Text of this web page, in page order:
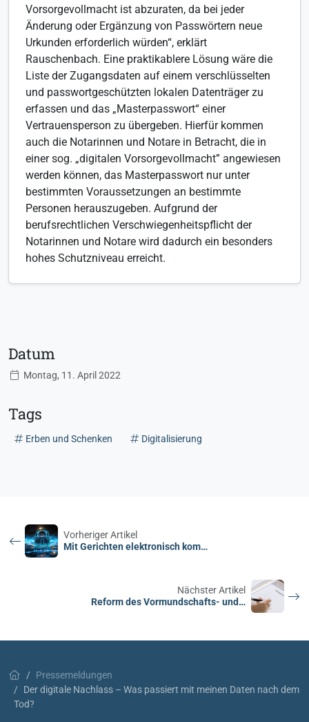
Vorsorgevollmacht ist abzuraten, da bei jeder
Änderung oder Ergänzung von Passwörtern neue
Urkunden erforderlich würden“, erklärt
Rauschenbach. Eine praktikablere Lösung wäre die
Liste der Zugangsdaten auf einem verschlüsselten
und passwortgeschützten lokalen Datenträger zu
erfassen und das „Masterpasswort“ einer
Vertrauensperson zu übergeben. Hierfür kommen
auch die Notarinnen und Notare in Betracht, die in
einer sog. „digitalen Vorsorgevollmacht” angewiesen
werden können, das Masterpasswort nur unter
bestimmten Voraussetzungen an bestimmte
Personen herauszugeben. Aufgrund der
berufsrechtlichen Verschwiegenheitspflicht der
Notarinnen und Notare wird dadurch ein besonders
hohes Schutzniveau erreicht.
Datum
Montag, 11. April 2022
Tags
Erben und Schenken Digitalisierung
Vorheriger Artikel
Mit Gerichten elektronisch kom…
Nächster Artikel
Reform des Vormundschafts- und…
Pressemeldungen
Der digitale Nachlass – Was passiert mit meinen Daten nach dem
Tod?